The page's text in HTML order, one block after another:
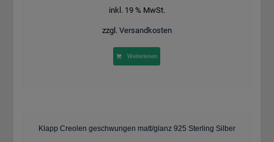
inkl. 19 % MwSt.
zzgl. Versandkosten
Weiterlesen
Klapp Creolen geschwungen matt/glanz 925 Sterling Silber